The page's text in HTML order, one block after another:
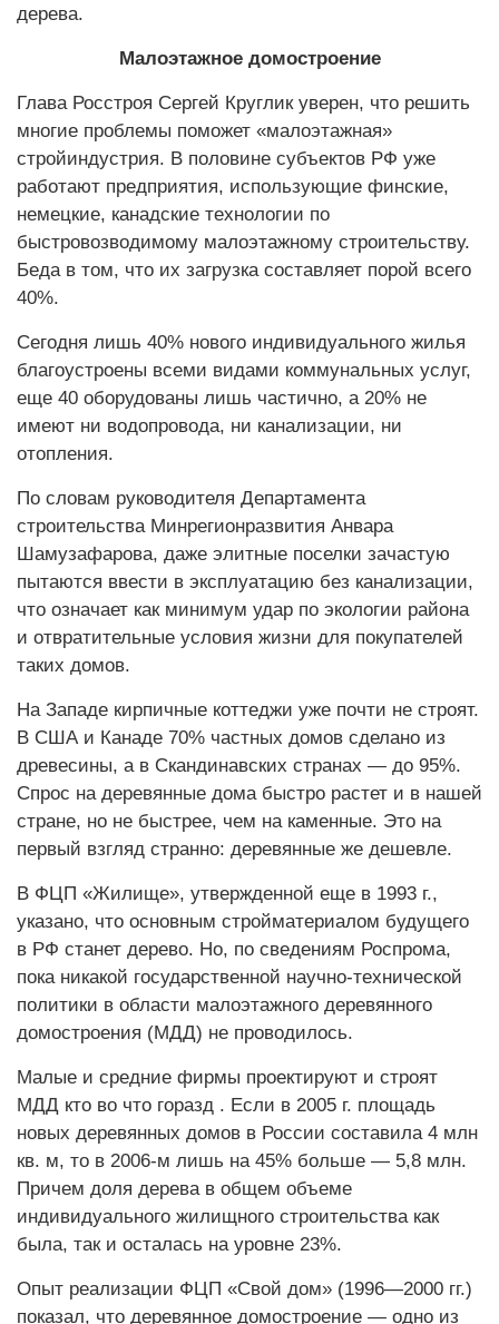
дерева.
Малоэтажное домостроение
Глава Росстроя Сергей Круглик уверен, что решить
многие проблемы поможет «малоэтажная»
стройиндустрия. В половине субъектов РФ уже
работают предприятия, использующие финские,
немецкие, канадские технологии по
быстровозводимому малоэтажному строительству.
Беда в том, что их загрузка составляет порой всего
40%.
Сегодня лишь 40% нового индивидуального жилья
благоустроены всеми видами коммунальных услуг,
еще 40 оборудованы лишь частично, а 20% не
имеют ни водопровода, ни канализации, ни
отопления.
По словам руководителя Департамента
строительства Минрегионразвития Анвара
Шамузафарова, даже элитные поселки зачастую
пытаются ввести в эксплуатацию без канализации,
что означает как минимум удар по экологии района
и отвратительные условия жизни для покупателей
таких домов.
На Западе кирпичные коттеджи уже почти не строят.
В США и Канаде 70% частных домов сделано из
древесины, а в Скандинавских странах — до 95%.
Спрос на деревянные дома быстро растет и в нашей
стране, но не быстрее, чем на каменные. Это на
первый взгляд странно: деревянные же дешевле.
В ФЦП «Жилище», утвержденной еще в 1993 г.,
указано, что основным стройматериалом будущего
в РФ станет дерево. Но, по сведениям Роспрома,
пока никакой государственной научно-технической
политики в области малоэтажного деревянного
домостроения (МДД) не проводилось.
Малые и средние фирмы проектируют и строят
МДД кто во что горазд . Если в 2005 г. площадь
новых деревянных домов в России составила 4 млн
кв. м, то в 2006-м лишь на 45% больше — 5,8 млн.
Причем доля дерева в общем объеме
индивидуального жилищного строительства как
была, так и осталась на уровне 23%.
Опыт реализации ФЦП «Свой дом» (1996—2000 гг.)
показал, что деревянное домостроение — одно из